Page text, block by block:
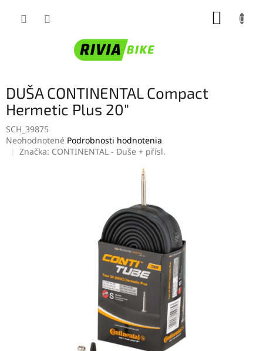
DUŠA CONTINENTAL Compact
Hermetic Plus 20"
SCH_39875
Priemerné
hodnotenie
Neohodnotené Podrobnosti hodnotenia
Značka: CONTINENTAL - Duše + přísl.